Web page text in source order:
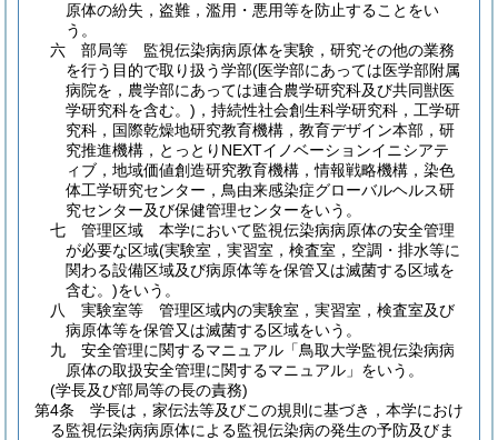
原体の紛失，盗難，濫用・悪用等を防止することをい
う。
六
部局等 監視伝染病病原体を実験，研究その他の業務
を行う目的で取り扱う学部(医学部にあっては医学部附属
病院を，農学部にあっては連合農学研究科及び共同獣医
学研究科を含む。) ，持続性社会創生科学研究科，工学研
究科，国際乾燥地研究教育機構，教育デザイン本部，研
究推進機構，とっとりNEXTイノベーションイニシアテ
ィブ，地域価値創造研究教育機構，情報戦略機構，染色
体工学研究センター，鳥由来感染症グローバルヘルス研
究センター及び保健管理センターをいう。
七
管理区域 本学において監視伝染病病原体の安全管理
が必要な区域(実験室，実習室，検査室，空調・排水等に
関わる設備区域及び病原体等を保管又は滅菌する区域を
含む。)をいう。
八
実験室等 管理区域内の実験室，実習室，検査室及び
病原体等を保管又は滅菌する区域をいう。
九
安全管理に関するマニュアル「鳥取大学監視伝染病病
原体の取扱安全管理に関するマニュアル」をいう。
(学長及び部局等の長の責務)
第4条
学長は，家伝法等及びこの規則に基づき，本学におけ
る監視伝染病病原体による監視伝染病の発生の予防及びま